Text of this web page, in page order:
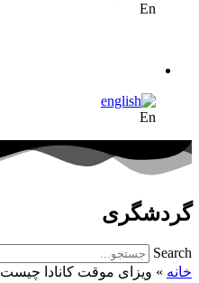
En
En
گردشگری
Search
خانه » ویزای موقت کانادا چیست